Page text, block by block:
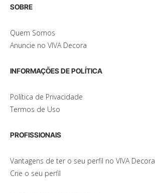
SOBRE
Quem Somos
Anuncie no VIVA Decora
INFORMAÇÕES DE POLÍTICA
Política de Privacidade
Termos de Uso
PROFISSIONAIS
Vantagens de ter o seu perfil no VIVA Decora
Crie o seu perfil